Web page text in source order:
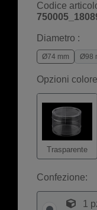
Codice
Diametro :
Ø74 mm Ø98
Opzioni
Trasparente
Confezione:
1